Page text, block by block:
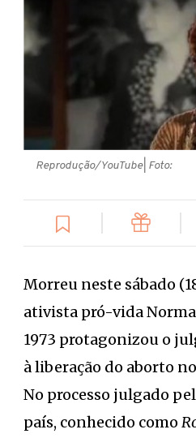
Reprodução/YouTube| Foto:
Morreu neste sábado
ativista pró-vida Norma
1973 protagonizou o
à liberação do aborto
No processo julgado
país, conhecido como